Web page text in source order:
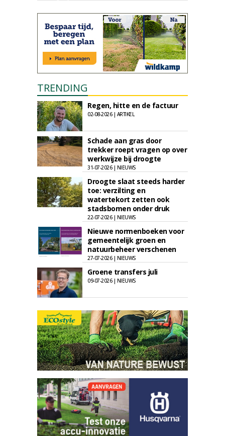
TRENDING
Regen, hitte en de factuur
02-08-2026 | ARTIKEL
Schade aan gras door
trekker roept vragen op over
werkwijze bij droogte
31-07-2026 | NIEUWS
Droogte slaat steeds harder
toe: verzilting en
watertekort zetten ook
stadsbomen onder druk
22-07-2026 | NIEUWS
Nieuwe normenboeken voor
gemeentelijk groen en
natuurbeheer verschenen
27-07-2026 | NIEUWS
Groene transfers juli
09-07-2026 | NIEUWS